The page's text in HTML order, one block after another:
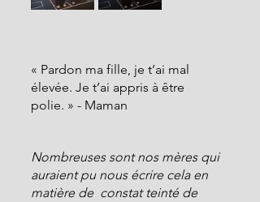
« Pardon ma fille, je t’ai mal
élevée. Je t’ai appris à être
polie. » - Maman
Nombreuses sont nos mères qui
auraient pu nous écrire cela en
matière de  constat teinté de